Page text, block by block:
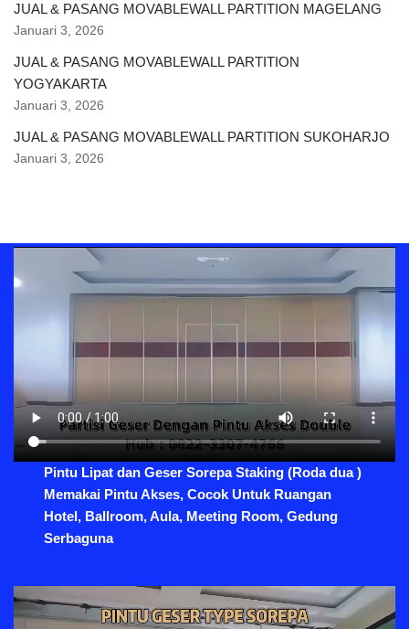
JUAL & PASANG MOVABLEWALL PARTITION MAGELANG
Januari 3, 2026
JUAL & PASANG MOVABLEWALL PARTITION
YOGYAKARTA
Januari 3, 2026
JUAL & PASANG MOVABLEWALL PARTITION SUKOHARJO
Januari 3, 2026
Pintu Lipat dan Geser Sorepa Staking (Roda dua )
Memakai Pintu Akses, Cocok Untuk Ruangan
Hotel, Ballroom, Aula, Meeting Room, Gedung
Serbaguna